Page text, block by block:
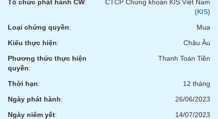
Tổ chức phát hành CW:
CTCP Chứng khoán KIS Việt Nam
(KIS)
Loại chứng quyền:
Mua
Kiểu thực hiện:
Châu Âu
Phương thức thực hiện
quyền:
Thanh Toán Tiền
Thời hạn:
12 tháng
Ngày phát hành:
26/06/2023
Ngày niêm yết:
14/07/2023